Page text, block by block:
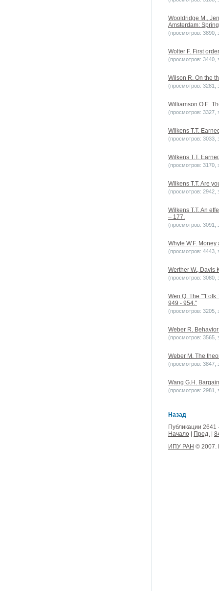
Wooldridge M.,
Amsterdam:
(просмотров: 3890,
Wolter F. First
(просмотров: 3440,
Wilson R. On the
(просмотров: 3281,
Williamson O.E.
(просмотров: 3327,
Wilkens T.T.
(просмотров: 3033,
Wilkens T.T.
(просмотров: 3170,
Wilkens T.T. Are
(просмотров: 2942,
Wilkens T.T. An
– 177.
(просмотров: 3091,
Whyte W.F.
(просмотров: 4443,
Werther W., Davis
(просмотров: 3080,
Wen Q. The
949 - 954."
(просмотров: 3205,
Weber R.
(просмотров: 3565,
Weber M. The
(просмотров: 3847,
Wang G.H.
(просмотров: 2981,
Назад
Публикации 2641
Начало
Пред.
ИПУ РАН © 2007.